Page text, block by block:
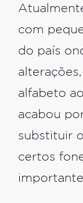
com
do país
alfabeto
acabou
substituir
certos